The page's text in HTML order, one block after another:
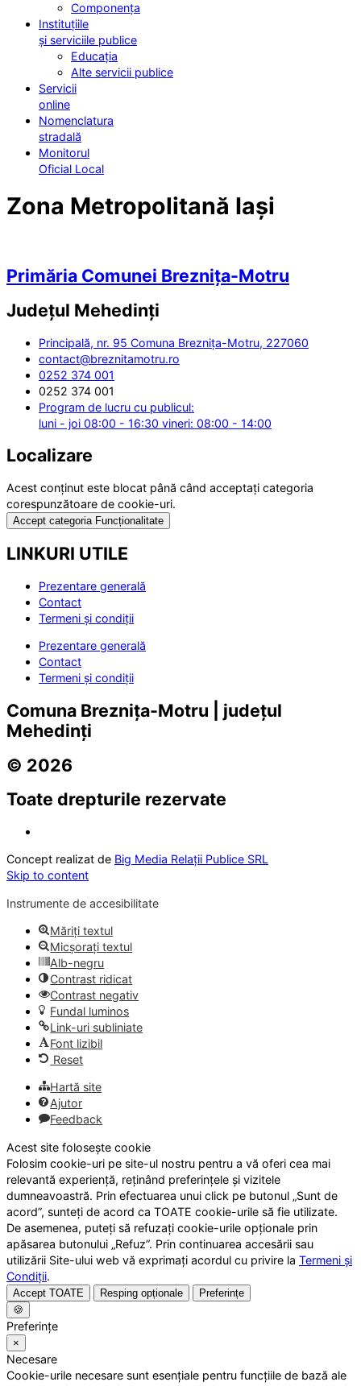
Componența
Instituțiile
și serviciile publice
Educația
Alte servicii publice
Servicii
online
Nomenclatura
stradală
Monitorul
Oficial Local
Zona Metropolitană Iași
Primăria Comunei Breznița-Motru
Județul Mehedinți
Principală, nr. 95 Comuna Breznița-Motru, 227060
contact@breznitamotru.ro
0252 374 001
0252 374 001
Program de lucru cu publicul:
luni - joi 08:00 - 16:30 vineri: 08:00 - 14:00
Localizare
Acest conținut este blocat până când acceptați categoria
corespunzătoare de cookie-uri.
Accept categoria Funcționalitate
LINKURI UTILE
Prezentare generală
Contact
Termeni și condiții
Prezentare generală
Contact
Termeni și condiții
Comuna Breznița-Motru | județul
Mehedinți
© 2026
Toate drepturile rezervate
Concept realizat de Big Media Relații Publice SRL
Skip to content
Instrumente de accesibilitate
Măriți textul
Micșorați textul
Alb-negru
Contrast ridicat
Contrast negativ
Fundal luminos
Link-uri subliniate
Font lizibil
Reset
Hartă site
Ajutor
Feedback
Acest site folosește cookie
Folosim cookie-uri pe site-ul nostru pentru a vă oferi cea mai
relevantă experiență, reținând preferințele și vizitele
dumneavoastră. Prin efectuarea unui click pe butonul „Sunt de
acord”, sunteți de acord ca TOATE cookie-urile să fie utilizate.
De asemenea, puteți să refuzați cookie-urile opționale prin
apăsarea butonului „Refuz”. Prin continuarea accesării sau
utilizării Site-ului web vă exprimați acordul cu privire la Termeni și
Condiții.
Accept TOATE Resping opționale
Preferințe
🍪
Preferințe
×
Necesare
Cookie-urile necesare sunt esențiale pentru funcțiile de bază ale